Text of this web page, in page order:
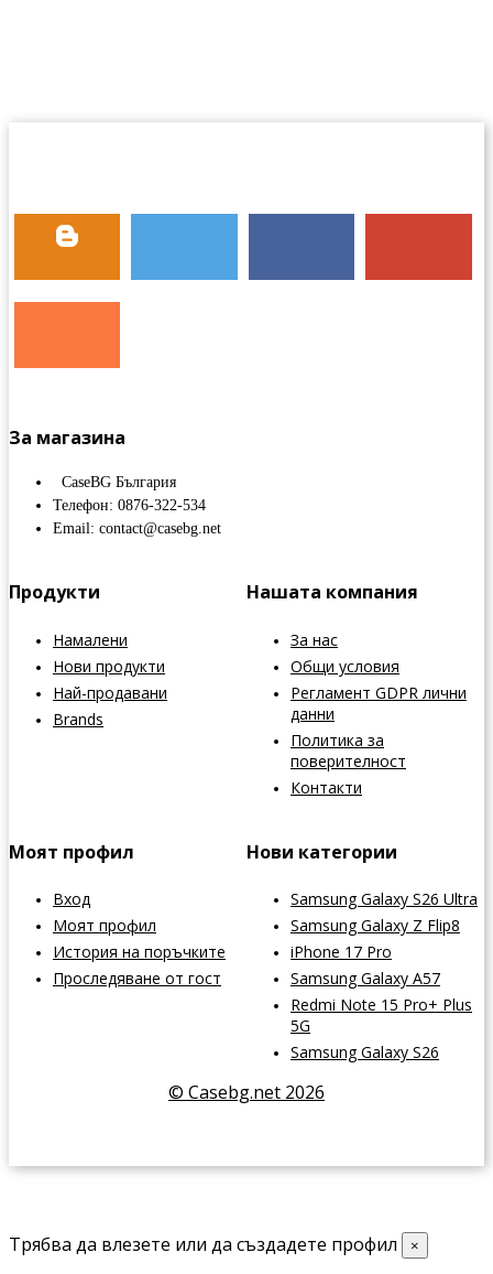
За магазина
CaseBG България
Телефон: 0876-322-534
Email: contact@casebg.net
Продукти
Намалени
Нови продукти
Най-продавани
Brands
Нашата компания
За нас
Общи условия
Регламент GDPR лични
данни
Политика за
поверителност
Контакти
Моят профил
Вход
Моят профил
История на поръчките
Проследяване от гост
Нови категории
Samsung Galaxy S26 Ultra
Samsung Galaxy Z Flip8
iPhone 17 Pro
Samsung Galaxy A57
Redmi Note 15 Pro+ Plus
5G
Samsung Galaxy S26
© Casebg.net 2026
Трябва да влезете или да създадете профил ×